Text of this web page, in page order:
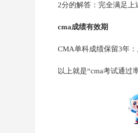
2分的解答：完全满足上
cma成绩有效期
CMA单科成绩保留3年
以上就是“cma考试通过